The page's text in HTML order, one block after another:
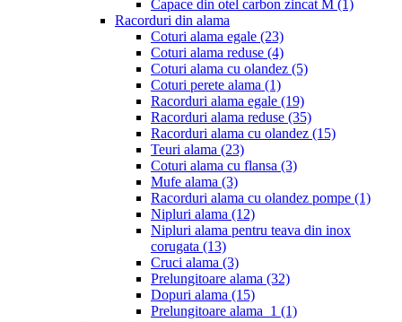
Capace din otel carbon zincat M (1)
Racorduri din alama
Coturi alama egale (23)
Coturi alama reduse (4)
Coturi alama cu olandez (5)
Coturi perete alama (1)
Racorduri alama egale (19)
Racorduri alama reduse (35)
Racorduri alama cu olandez (15)
Teuri alama (23)
Coturi alama cu flansa (3)
Mufe alama (3)
Racorduri alama cu olandez pompe (1)
Nipluri alama (12)
Nipluri alama pentru teava din inox
corugata (13)
Cruci alama (3)
Prelungitoare alama (32)
Dopuri alama (15)
Prelungitoare alama_1 (1)